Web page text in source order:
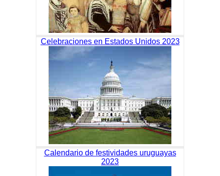
Celebraciones en Estados Unidos 2023
Calendario de festividades uruguayas
2023